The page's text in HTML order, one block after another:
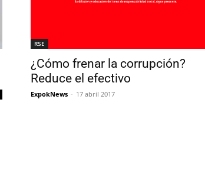
RSE
¿Cómo frenar la corrupción?
Reduce el efectivo
ExpokNews - 17 abril 2017